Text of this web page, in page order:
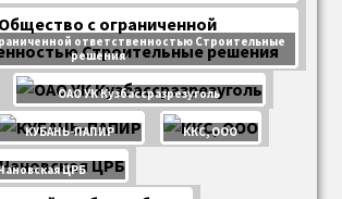
ответственностью Строительные
решения
ОАО УК Кузбассразрезуголь
КУБАНЬ-ПАПИР ККС, ООО
ЦРБ